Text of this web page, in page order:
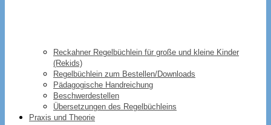
Reckahner Regelbüchlein für große und kleine Kinder
(Rekids)
Regelbüchlein zum Bestellen/Downloads
Pädagogische Handreichung
Beschwerdestellen
Übersetzungen des Regelbüchleins
Praxis und Theorie